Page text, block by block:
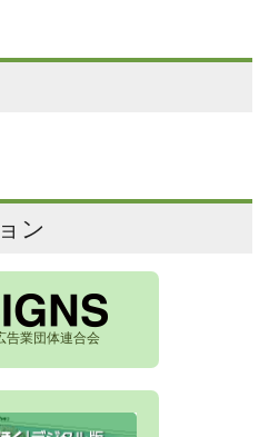
ン
告業団体連合会